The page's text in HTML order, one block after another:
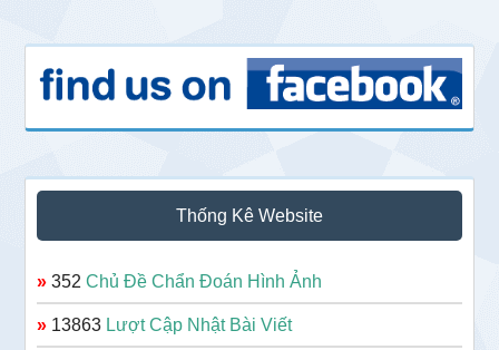
Thống Kê Website
» 352Chủ Đề Chẩn Đoán Hình Ảnh
» 13863 Lượt Cập Nhật Bài Viết